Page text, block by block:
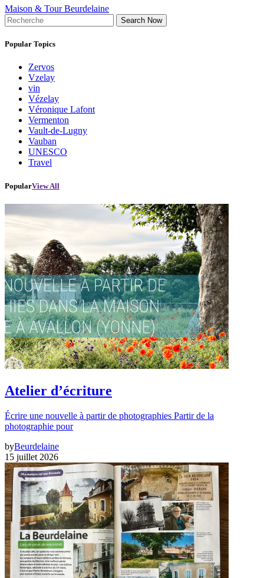
Maison & Tour Beurdelaine
Search Now
Popular Topics
Zervos
Vzelay
vin
Vézelay
Véronique Lafont
Vermenton
Vault-de-Lugny
Vauban
UNESCO
Travel
PopularView All
Atelier d’écriture
Écrire une nouvelle à partir de photographies Partir de la
photographie pour
byBeurdelaine
15 juillet 2026